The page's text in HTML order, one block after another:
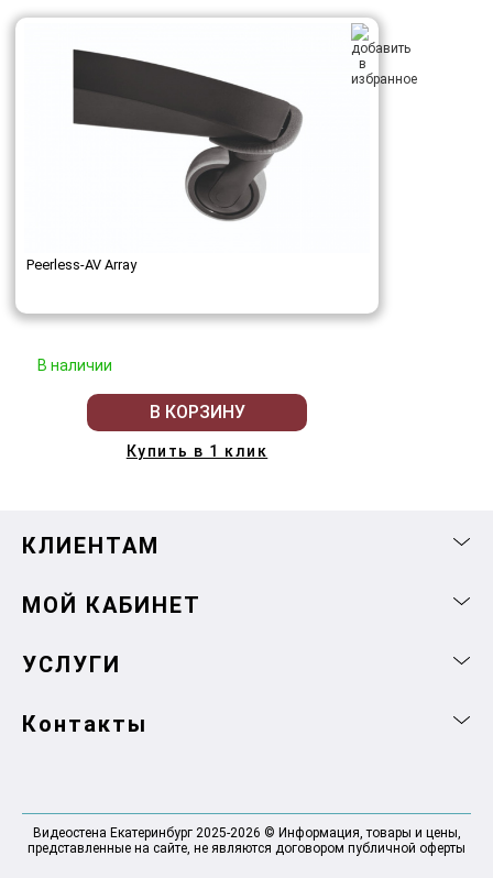
Peerless-AV Array
В наличии
В КОРЗИНУ
Купить в 1 клик
КЛИЕНТАМ
МОЙ КАБИНЕТ
УСЛУГИ
Контакты
Видеостена Екатеринбург 2025-2026 © Информация, товары и цены,
представленные на сайте, не являются договором публичной оферты